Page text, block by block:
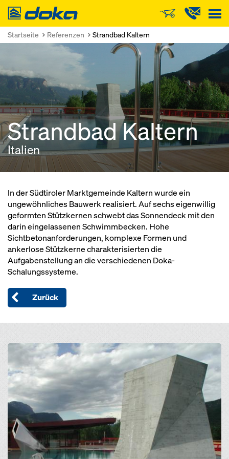
Doka
Startseite Referenzen Strandbad Kaltern
Strandbad Kaltern
Italien
In der Südtiroler Marktgemeinde Kaltern wurde ein
ungewöhnliches Bauwerk realisiert. Auf sechs eigenwillig
geformten Stützkernen schwebt das Sonnendeck mit den
darin eingelassenen Schwimmbecken. Hohe
Sichtbetonanforderungen, komplexe Formen und
ankerlose Stützkerne charakterisierten die
Aufgabenstellung an die verschiedenen Doka-
Schalungssysteme.
Zurück
Open